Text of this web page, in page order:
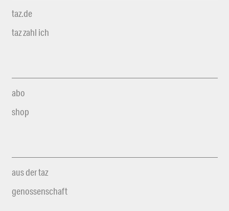
taz.de
taz zahl ich
abo
shop
aus der taz
genossenschaft